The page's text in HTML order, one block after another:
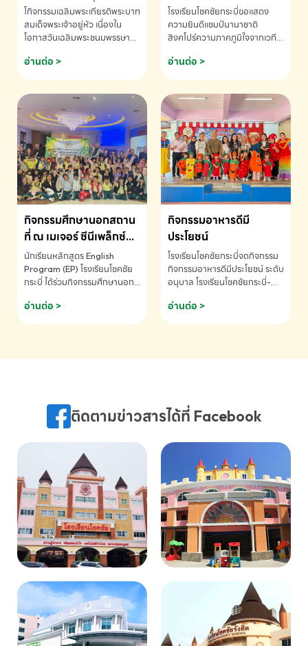
พระเจ้าอยู่หัว เนื่องใน
โอกาสวันเฉลิม
พระชนมพรรษา
โกิจกรรมเฉลิมพระเกียรติพระบาท
สมเด็จพระเจ้าอยู่หัว เนื่องใน
โอกาสวันเฉลิมพระชนมพรรษา
ข้อมูลเพิ่มเติม โทร. 075-691910
อ่านต่อ >
คณิตคิดเร็วนานาชาติ
ครั้งที่ 46 ประจำปี 2569
ณ ประเทศสิงคโปร์
โรงเรียนโชคชัยกระบี่ขอแสดง
ความยินดีแชมป์นานาชาติ
สิงคโปร์ความภาคภูมิใจจากเวที
ด.ช.พัทธนันท์ พรหมพันธ์ ชั้น
อนุบาล EP K3 โรงเรียนโชคชัย
แข่งขันคณิตศาสตร์และคณิตคิด
เร็วนานาชาติ ครั้งที่ 46 ประจำปี
2569 ณ ประเทศสิงคโปร์
INTERNATIONAL
MATHEMATICS AND
MENTAL ARITHMETIC
COMPETITION 2026 - ถ้วย
รางวัลรองชนะเลิศอันดับที่ 2
Mental Arithmetic
Competition K2 - ถ้วยรางวัล
รองชนะเลิศอันดับที่ 2 Mental
K2(Grop) โรงเรียนโชคชัยกระบี่-
สอบถามข้อมูลเพิ่มเติม โทร.
075-691910
อ่านต่อ >
กิจกรรมศึกษานอกสถาน
ที่ ณ เมเจอร์ ซีนีเพล็กซ์
ระดับประถมศึกษา (EP.1-
6)
นักเรียนหลักสูตร English
Program (EP) โรงเรียนโชคชัย
กระบี่ ได้ร่วมกิจกรรมศึกษานอก
ชมภาพยนตร์ Toy Story 5
(Soundtrack)เพื่อเสริมทักษะ
ภาษา ผ่านประสบการณ์การเรียนรู้
075-691910
อ่านต่อ >
กิจกรรมอาหารดีมี
ประโยชน์
โรงเรียนโชคชัยกระบี่จดกิจกรรม
กิจกรรมอาหารดีมีประโยชน์ ระดับ
อนุบาล โรงเรียนโชคชัยกระบี่-
075-691910
อ่านต่อ >
ติดตามข่าวสารได้ที่ Facebook